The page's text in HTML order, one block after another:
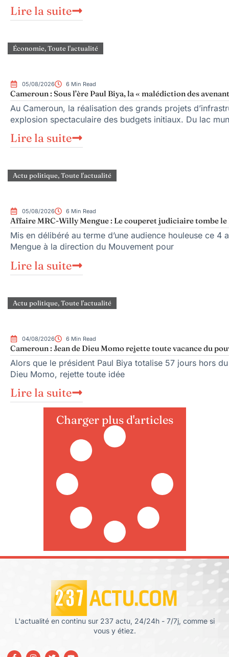
Lire la suite
Économie,Toute l'actualité
05/08/2026 6 Min Read
Cameroun : Sous l’ère Paul Biya, la « malédiction des
Au Cameroun, la réalisation des grands projets
explosion spectaculaire des budgets initiaux. Du lac
Lire la suite
Actu politique,Toute l'actualité
05/08/2026 6 Min Read
Affaire MRC-Willy Mengue : Le couperet judiciaire tombe le
Mis en délibéré au terme d’une audience houleuse ce
Mengue à la direction du Mouvement pour
Lire la suite
Actu politique,Toute l'actualité
04/08/2026 6 Min Read
Cameroun : Jean de Dieu Momo rejette toute vacance du
Alors que le président Paul Biya totalise 57 jours hors
Dieu Momo, rejette toute idée
Lire la suite
Charger plus d'articles
L'actualité en continu sur 237 actu, 24/24h - 7/7j, comme si
vous y étiez.